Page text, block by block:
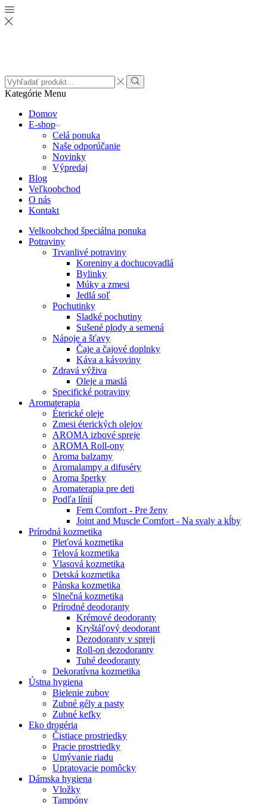
Search
input
Search
Kategórie Menu
Domov
E-shop
Celá ponuka
Naše odporúčanie
Novinky
Výpredaj
Blog
Veľkoobchod
O nás
Kontakt
Velkoobchod špeciálna ponuka
Potraviny
Trvanlivé potraviny
Koreniny a dochucovadlá
Bylinky
Múky a zmesi
Jedlá soľ
Pochutinky
Sladké pochutiny
Sušené plody a semená
Nápoje a šťavy
Čaje a čajové doplnky
Káva a kávoviny
Zdravá výživa
Oleje a maslá
Specifické potraviny
Aromaterapia
Éterické oleje
Zmesi éterických olejov
AROMA izbové spreje
AROMA Roll-ony
Aroma balzamy
Aromalampy a difuséry
Aroma šperky
Aromaterapia pre deti
Podľa línií
Fem Comfort - Pre ženy
Joint and Muscle Comfort - Na svaly a kĺby
Prírodná kozmetika
Pleťová kozmetika
Telová kozmetika
Vlasová kozmetika
Detská kozmetika
Pánska kozmetika
Slnečná kozmetika
Prírodné deodoranty
Krémové deodoranty
Kryštáľový deodorant
Dezodoranty v spreji
Roll-on dezodoranty
Tuhé deodoranty
Dekoratívna kozmetika
Ústna hygiena
Bielenie zubov
Zubné gély a pasty
Zubné kefky
Eko drogéria
Čistiace prostriedky
Pracie prostriedky
Umývanie riadu
Upratovacie pomôcky
Dámska hygiena
Vložky
Tampóny